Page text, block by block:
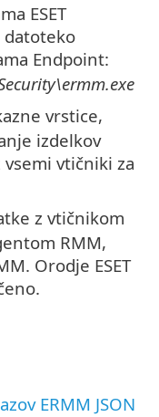
ESET
datoteko
Endpoint:
vrstice,
izdelkov
vtičniki za
z vtičnikom
RMM,
Orodje ESET
ERMM JSON